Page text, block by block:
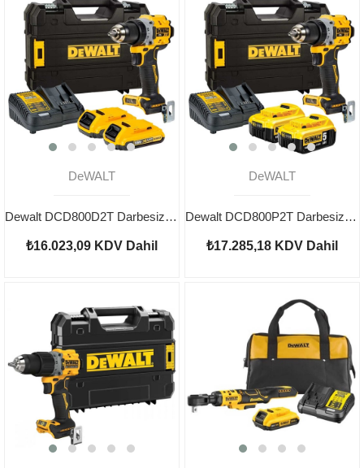
DeWALT
Dewalt DCD800D2T Darbesiz Şarjlı Matkap 18V 2.0AH
₺16.023,09 KDV Dahil
DeWALT
Dewalt DCD800P2T Darbesiz Şarjlı Matkap 18V 5.0AH
₺17.285,18 KDV Dahil